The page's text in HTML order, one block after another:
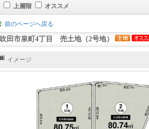
上層階
オススメ
前のページへ戻る
吹田市泉町4丁目 売土地（2号地）
イメージ